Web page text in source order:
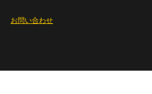
お問い合わせ